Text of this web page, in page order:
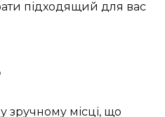
підходящий для вас
зручному місці, що